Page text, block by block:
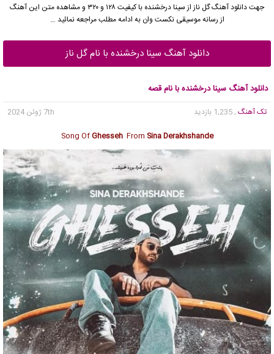
جهت دانلود آهنگ گل ناز از سینا درخشنده
با کیفیت ۱۲۸ و ۳۲۰ و مشاهده متن این آهنگ
از رسانه موسیقی نکست وان به ادامه مطلب مراجعه نمائید …
دانلود آهنگ سینا درخشنده با نام گل ناز
دانلود آهنگ سینا درخشنده با نام قصه
تک آهنگ , 1,235 بازدید
7th ژوئن 2024
Song OfGhesseh From Sina Derakhshande